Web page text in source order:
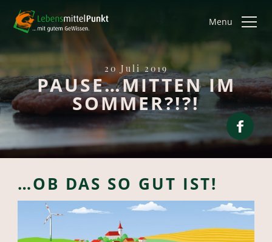
Menu
20 Juli 2019
PAUSE…MITTEN IM
SOMMER?!?!
…OB DAS SO GUT IST!